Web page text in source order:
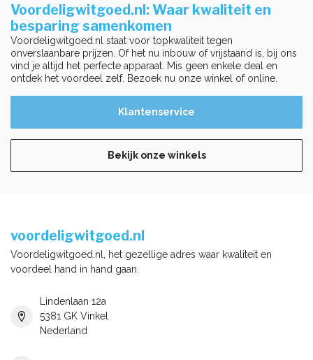
Voordeligwitgoed.nl: Waar kwaliteit en
besparing samenkomen
Voordeligwitgoed.nl staat voor topkwaliteit tegen
onverslaanbare prijzen. Of het nu inbouw of vrijstaand is, bij ons
vind je altijd het perfecte apparaat. Mis geen enkele deal en
ontdek het voordeel zelf. Bezoek nu onze winkel of online.
Klantenservice
Bekijk onze winkels
voordeligwitgoed.nl
Voordeligwitgoed.nl, het gezellige adres waar kwaliteit en
voordeel hand in hand gaan.
Lindenlaan 12a
5381 GK Vinkel
Nederland